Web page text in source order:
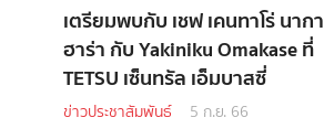
เตรียมพบกับ เชฟ เคนทาโร่ นากา
ฮาร่า กับ Yakiniku Omakase ที่
TETSU เซ็นทรัล เอ็มบาสซี่
ข่าวประชาสัมพันธ์ 5 ก.ย. 66